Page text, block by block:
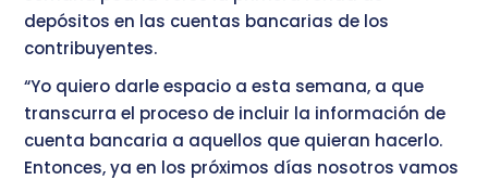
depósitos en las cuentas bancarias de los
contribuyentes.
“Yo quiero darle espacio a esta semana, a que
transcurra el proceso de incluir la información de
cuenta bancaria a aquellos que quieran hacerlo.
Entonces, ya en los próximos días nosotros vamos